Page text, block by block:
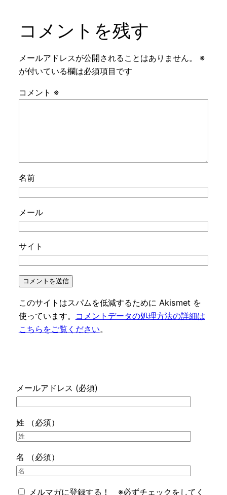
コメントを残す
メールアドレスが公開されることはありません。
※
が付いている欄は必須項目です
コメント ※
名前
メール
サイト
このサイトはスパムを低減するために Akismet を
使っています。
コメントデータの処理方法の詳細は
こちらをご覧ください。
メールアドレス (必須)
姓 （必須）
名 （必須）
メルマガに登録する！ ※必ずチェックをしてく